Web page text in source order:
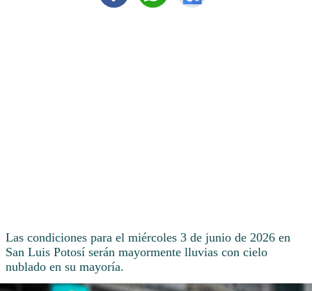
Las condiciones para el miércoles 3 de junio de 2026 en
San Luis Potosí serán mayormente lluvias con cielo
nublado en su mayoría.